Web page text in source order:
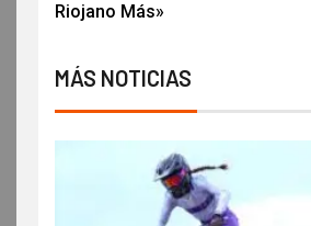
Riojano Más»
MÁS NOTICIAS